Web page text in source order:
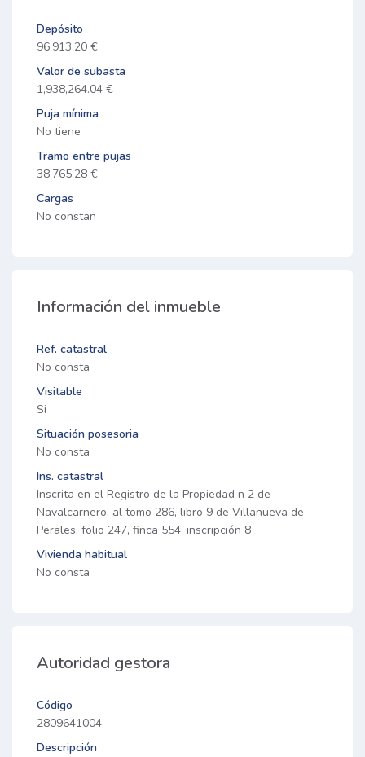
Depósito
96,913.20 €
Valor de subasta
1,938,264.04 €
Puja mínima
No tiene
Tramo entre pujas
38,765.28 €
Cargas
No constan
Información del inmueble
Ref. catastral
No consta
Visitable
Si
Situación posesoria
No consta
Ins. catastral
Inscrita en el Registro de la Propiedad n 2 de
Navalcarnero, al tomo 286, libro 9 de Villanueva de
Perales, folio 247, finca 554, inscripción 8
Vivienda habitual
No consta
Autoridad gestora
Código
2809641004
Descripción